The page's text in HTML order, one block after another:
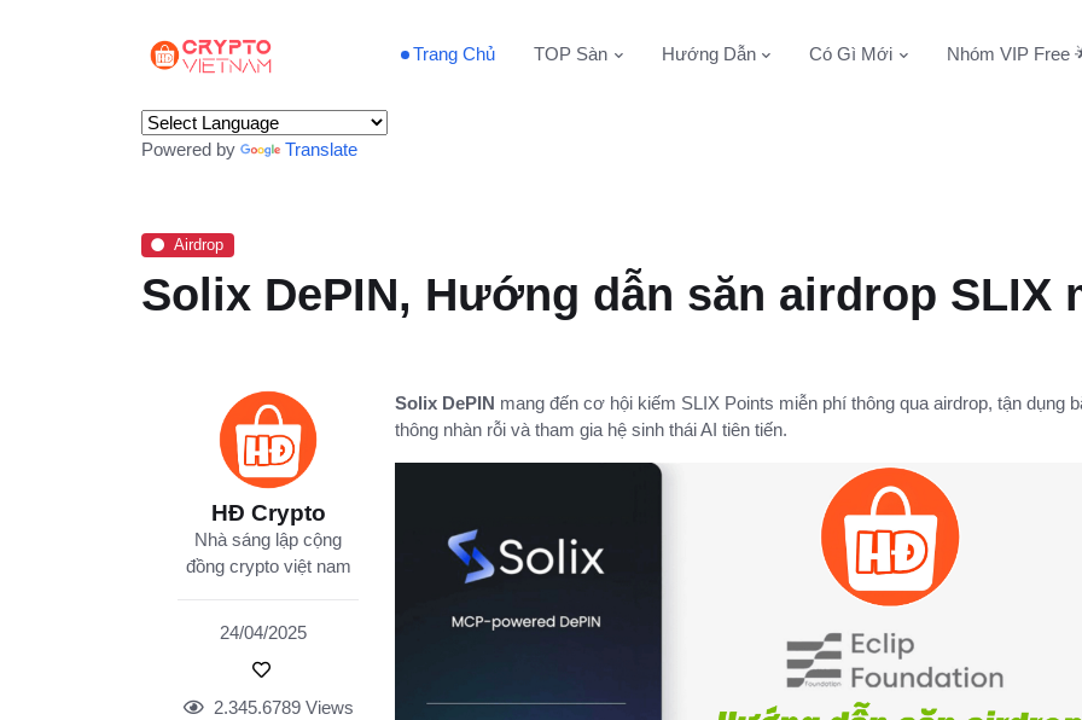
Trang Chủ TOP Sàn Hướng Dẫn Có Gì Mới Nhóm VIP Free
Powered by Translate
Airdrop
Solix DePIN, Hướng dẫn săn airdrop SLIX
HĐ Crypto
Nhà sáng lập cộng
đồng crypto việt nam
24/04/2025
2.345.6789 Views
Solix DePIN mang đến cơ hội kiếm SLIX Points miễn phí thông qua airdrop, tận dụng
thông nhàn rỗi và tham gia hệ sinh thái AI tiên tiến.